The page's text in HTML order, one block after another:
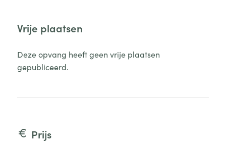
Vrije plaatsen
Deze opvang heeft geen vrije plaatsen
gepubliceerd.
Prijs